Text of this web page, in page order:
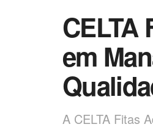
CELTA
em
A CELTA Fitas